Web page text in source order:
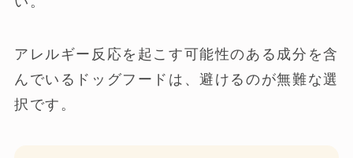
アレルギー反応を起こす可能性のある成分を含
んでいるドッグフードは、避けるのが無難な選
択です。